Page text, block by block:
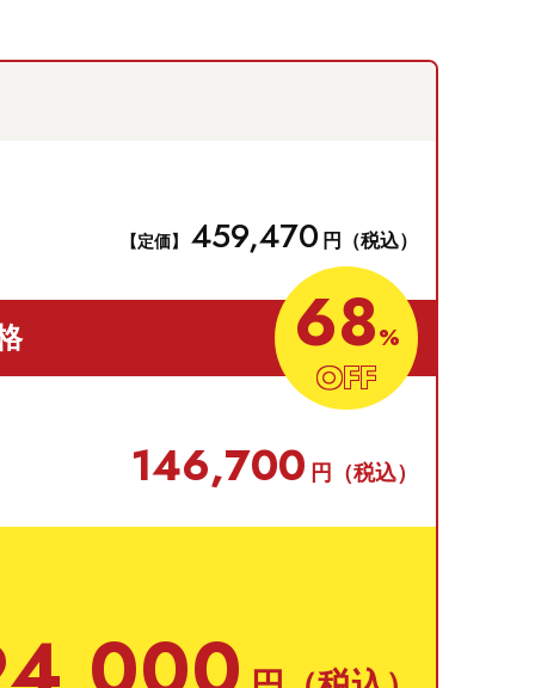
【定価】459,470 円（税込）
68%
OFF
146,700 円（税込）